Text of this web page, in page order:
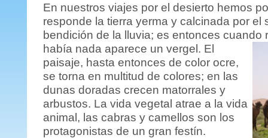
En nuestros viajes por el desierto hemos
responde la tierra yerma y calcinada por el
bendición de la lluvia; es entonces cuando
había nada aparece un vergel. El
paisaje, hasta entonces de color ocre,
se torna en multitud de colores; en las
dunas doradas crecen matorrales y
arbustos. La vida vegetal atrae a la vida
animal, las cabras y camellos son los
protagonistas de un gran festín.